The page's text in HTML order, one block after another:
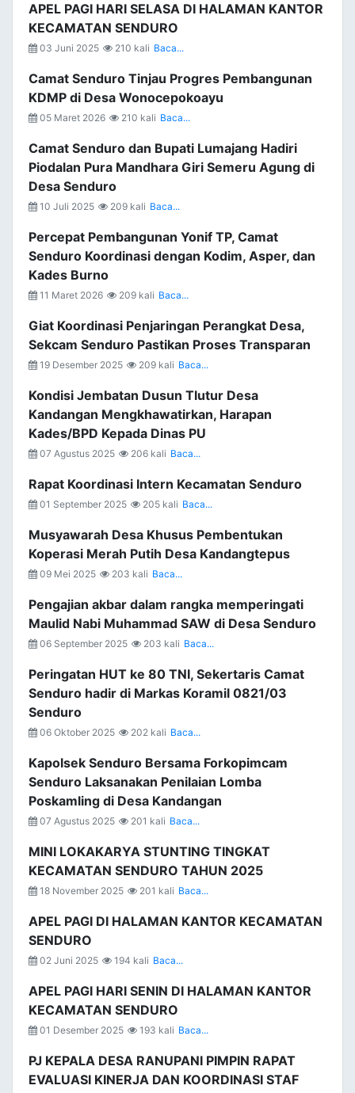
APEL PAGI HARI SELASA DI HALAMAN KANTOR
KECAMATAN SENDURO
03 Juni 2025 210 kali Baca...
Camat Senduro Tinjau Progres Pembangunan
KDMP di Desa Wonocepokoayu
05 Maret 2026 210 kali Baca...
Camat Senduro dan Bupati Lumajang Hadiri
Piodalan Pura Mandhara Giri Semeru Agung di
Desa Senduro
10 Juli 2025 209 kali Baca...
Percepat Pembangunan Yonif TP, Camat
Senduro Koordinasi dengan Kodim, Asper, dan
Kades Burno
11 Maret 2026 209 kali Baca...
Giat Koordinasi Penjaringan Perangkat Desa,
Sekcam Senduro Pastikan Proses Transparan
19 Desember 2025 209 kali Baca...
Kondisi Jembatan Dusun Tlutur Desa
Kandangan Mengkhawatirkan, Harapan
Kades/BPD Kepada Dinas PU
07 Agustus 2025 206 kali Baca...
Rapat Koordinasi Intern Kecamatan Senduro
01 September 2025 205 kali Baca...
Musyawarah Desa Khusus Pembentukan
Koperasi Merah Putih Desa Kandangtepus
09 Mei 2025 203 kali Baca...
Pengajian akbar dalam rangka memperingati
Maulid Nabi Muhammad SAW di Desa Senduro
06 September 2025 203 kali Baca...
Peringatan HUT ke 80 TNI, Sekertaris Camat
Senduro hadir di Markas Koramil 0821/03
Senduro
06 Oktober 2025 202 kali Baca...
Kapolsek Senduro Bersama Forkopimcam
Senduro Laksanakan Penilaian Lomba
Poskamling di Desa Kandangan
07 Agustus 2025 201 kali Baca...
MINI LOKAKARYA STUNTING TINGKAT
KECAMATAN SENDURO TAHUN 2025
18 November 2025 201 kali Baca...
APEL PAGI DI HALAMAN KANTOR KECAMATAN
SENDURO
02 Juni 2025 194 kali Baca...
APEL PAGI HARI SENIN DI HALAMAN KANTOR
KECAMATAN SENDURO
01 Desember 2025 193 kali Baca...
PJ KEPALA DESA RANUPANI PIMPIN RAPAT
EVALUASI KINERJA DAN KOORDINASI STAF